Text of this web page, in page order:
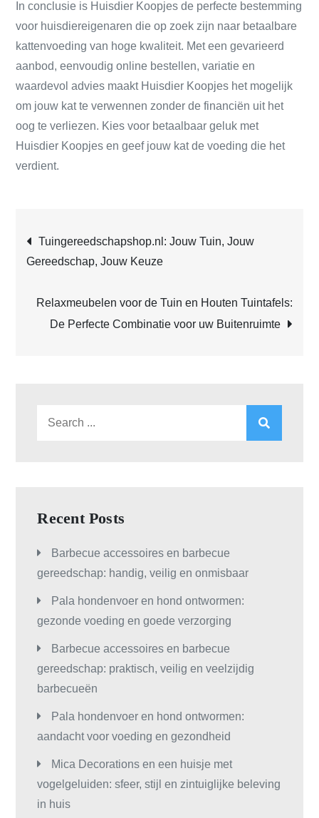
In conclusie is Huisdier Koopjes de perfecte bestemming
voor huisdiereigenaren die op zoek zijn naar betaalbare
kattenvoeding van hoge kwaliteit. Met een gevarieerd
aanbod, eenvoudig online bestellen, variatie en
waardevol advies maakt Huisdier Koopjes het mogelijk
om jouw kat te verwennen zonder de financiën uit het
oog te verliezen. Kies voor betaalbaar geluk met
Huisdier Koopjes en geef jouw kat de voeding die het
verdient.
Post
navigation
Tuingereedschapshop.nl: Jouw Tuin, Jouw
Gereedschap, Jouw Keuze
Relaxmeubelen voor de Tuin en Houten Tuintafels:
De Perfecte Combinatie voor uw Buitenruimte
Recent Posts
Barbecue accessoires en barbecue
gereedschap: handig, veilig en onmisbaar
Pala hondenvoer en hond ontwormen:
gezonde voeding en goede verzorging
Barbecue accessoires en barbecue
gereedschap: praktisch, veilig en veelzijdig
barbecueën
Pala hondenvoer en hond ontwormen:
aandacht voor voeding en gezondheid
Mica Decorations en een huisje met
vogelgeluiden: sfeer, stijl en zintuiglijke beleving
in huis